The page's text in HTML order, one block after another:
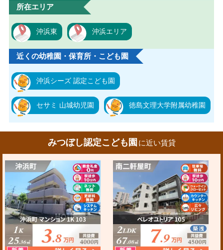
所在エリア
沖浜東 沖浜エリア
近くの幼稚園・保育所・こども園
沖浜シーズ 認定こども園
セサミ 山城幼児園 徳島文理大学附属幼稚園
みつぼし認定こども園 に近い賃貸